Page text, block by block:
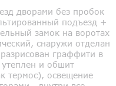
дворами без пробок
подъезд +
замок на воротах
снаружи отделан
граффити в
и обшит
термос), освещение